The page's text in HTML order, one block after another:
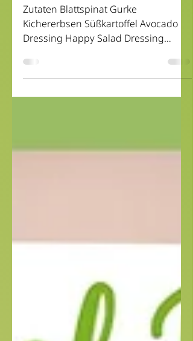
Veggie Bowl
Zutaten Blattspinat Gurke
Kichererbsen Süßkartoffel Avocado
(direkt...